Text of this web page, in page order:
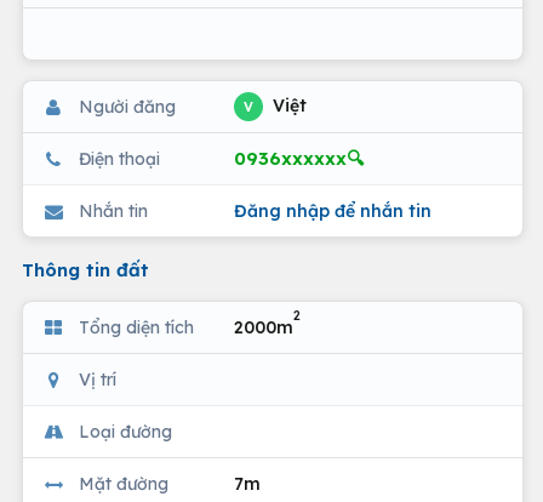
Người đăng V Việt
Điện thoại 0936xxxxxx🔍
Nhắn tin Đăng nhập để nhắn tin
Thông tin đất
Tổng diện tích 2000m
2
Vị trí
Loại đường
Mặt đường 7m